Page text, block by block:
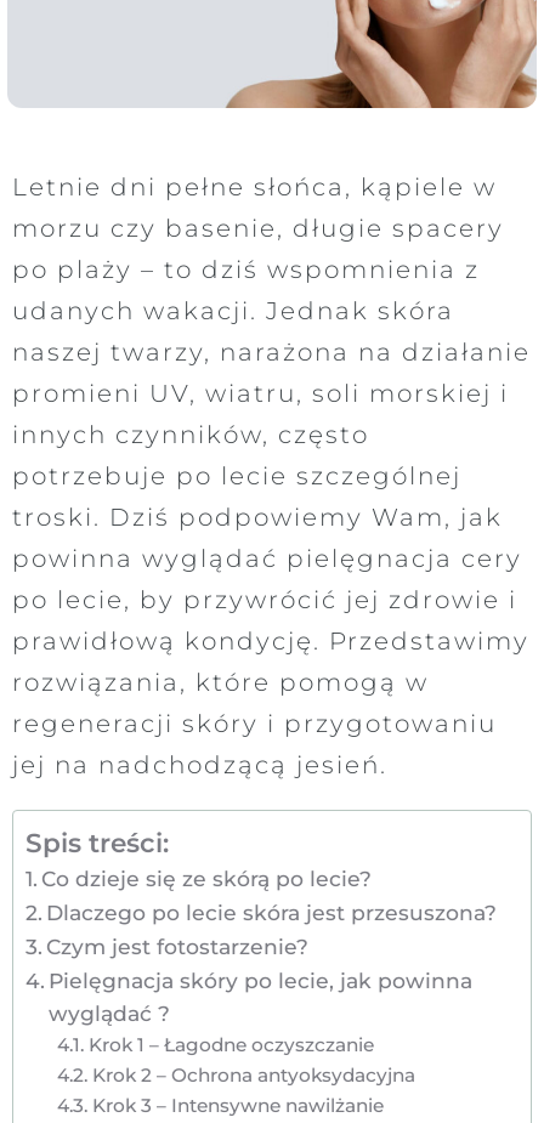
Letnie dni pełne słońca, kąpiele w
morzu czy basenie, długie spacery
po plaży – to dziś wspomnienia z
udanych wakacji. Jednak skóra
naszej twarzy, narażona na działanie
promieni UV, wiatru, soli morskiej i
innych czynników, często
potrzebuje po lecie szczególnej
troski. Dziś podpowiemy Wam, jak
powinna wyglądać pielęgnacja cery
po lecie, by przywrócić jej zdrowie i
prawidłową kondycję. Przedstawimy
rozwiązania, które pomogą w
regeneracji skóry i przygotowaniu
jej na nadchodzącą jesień.
Spis treści:
Co dzieje się ze skórą po lecie?
Dlaczego po lecie skóra jest przesuszona?
Czym jest fotostarzenie?
Pielęgnacja skóry po lecie, jak powinna
wyglądać ?
Krok 1 – Łagodne oczyszczanie
Krok 2 – Ochrona antyoksydacyjna
Krok 3 – Intensywne nawilżanie